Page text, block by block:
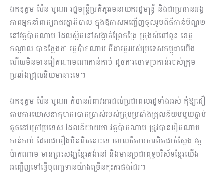
ឯកឧត្តម ប៉ែន បូណា រដ្ឋមន្រ្តីប្រតិភូអមនាយករដ្ឋមន្រ្តី និងជាប្រធានអង្គ
ភាពអ្នកនាំពាក្យរាជរដ្ឋាភិបាល ក្នុងឱកាសអញ្ជើញចូលរួមពិធីកាន់បិណ្ឌ២
នៅវត្តប៉ាកណាម ដែលស្ថិតនៅសង្កាត់ព្រែកជ្រៃ ក្រុងសំពៅពូន ខេត្ត
កណ្តាល បានថ្លែងថា វត្តប៉ាកណាម គឺជាវត្តរបស់ប្រទេសកម្ពុជាយើង
ហើយមិនមានវៀតណាមណាកាន់កាប់ ដូចការចោទប្រកាន់របស់ក្រុម
ប្រឆាំងជ្រុលនិយមនោះទេ។
ឯកឧត្តម ប៉ែន បូណា ក៏បានអំពាវនាវដល់ប្រជាពលរដ្ឋទាំងអស់ កុំឱ្យជឿ
តាមការឃោសនាកុហកបោកប្រាស់របស់ក្រុមប្រឆាំងជ្រុលនិយមមួយក្តាប់
តូចនៅក្រៅប្រទេស ដែលនិយាយថា វត្តប៉ាកណាម ត្រូវបានវៀតណាម
កាន់កាប់ ដែលជារឿងមិនពិតនោះទេ ពោលគឺតាមការពិតជាក់ស្តែង វត្ត
ប៉ាកណាម មានព្រះសង្ឃខ្មែរគង់នៅ និងមានប្រជាពុទ្ធបរិស័ទខ្មែរយើង
អញ្ជើញទៅធ្វើបុណ្យទានយ៉ាងច្រើនកុះករផងដែរ។